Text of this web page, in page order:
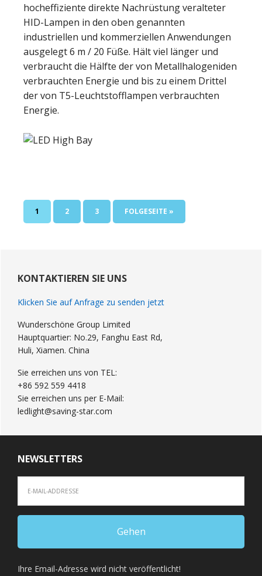
hocheffiziente direkte Nachrüstung veralteter
HID-Lampen in den oben genannten
industriellen und kommerziellen Anwendungen
ausgelegt 6 m / 20 Füße. Hält viel länger und
verbraucht die Hälfte der von Metallhalogeniden
verbrauchten Energie und bis zu einem Drittel
der von T5-Leuchtstofflampen verbrauchten
Energie.
SEITE
1 SEITE
2 SEITE
3
GEHE
ZU
FOLGESEITE »
Sidebar
KONTAKTIEREN SIE UNS
Klicken Sie auf Anfrage zu senden jetzt
Wunderschöne Group Limited
Hauptquartier: No.29, Fanghu East Rd,
Huli, Xiamen. China
Sie erreichen uns von TEL:
+86 592 559 4418
Sie erreichen uns per E-Mail:
ledlight@saving-star.com
NEWSLETTERS
Ihre Email-Adresse wird nicht veröffentlicht!